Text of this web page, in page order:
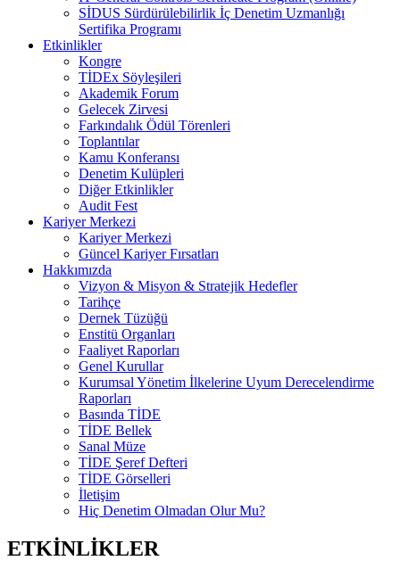
SİDUS Sürdürülebilirlik İç Denetim Uzmanlığı
Sertifika Programı
Etkinlikler
Kongre
TİDEx Söyleşileri
Akademik Forum
Gelecek Zirvesi
Farkındalık Ödül Törenleri
Toplantılar
Kamu Konferansı
Denetim Kulüpleri
Diğer Etkinlikler
Audit Fest
Kariyer Merkezi
Kariyer Merkezi
Güncel Kariyer Fırsatları
Hakkımızda
Vizyon & Misyon & Stratejik Hedefler
Tarihçe
Dernek Tüzüğü
Enstitü Organları
Faaliyet Raporları
Genel Kurullar
Kurumsal Yönetim İlkelerine Uyum Derecelendirme
Raporları
Basında TİDE
TİDE Bellek
Sanal Müze
TİDE Şeref Defteri
TİDE Görselleri
İletişim
Hiç Denetim Olmadan Olur Mu?
ETKİNLİKLER